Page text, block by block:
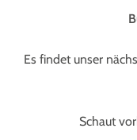
Es findet unser
Schaut